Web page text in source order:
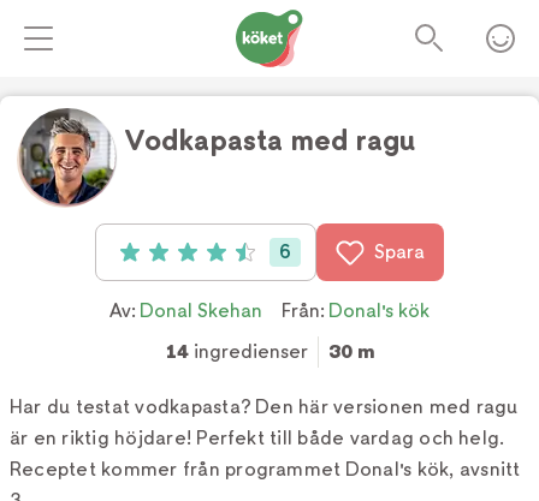
Vodkapasta med ragu
Betyg: 4.5 av 5 (6 röster)
6 Spara
Av: Donal Skehan Från: Donal's kök
14ingredienser 30 m
Har du testat vodkapasta? Den här versionen med ragu
är en riktig höjdare! Perfekt till både vardag och helg.
Receptet kommer från programmet Donal's kök, avsnitt